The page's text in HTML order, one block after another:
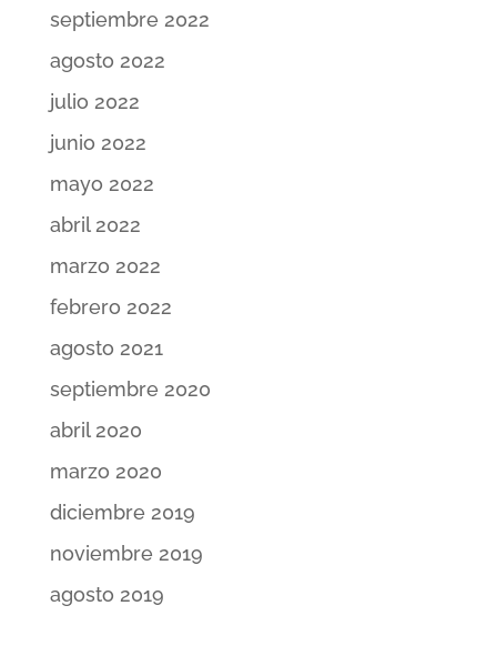
septiembre 2022
agosto 2022
julio 2022
junio 2022
mayo 2022
abril 2022
marzo 2022
febrero 2022
agosto 2021
septiembre 2020
abril 2020
marzo 2020
diciembre 2019
noviembre 2019
agosto 2019